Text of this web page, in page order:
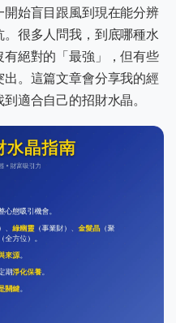
始盲目跟風到現在能分辨
很多人問我，到底哪種水
絕對的「最強」，但有些
。這篇文章會分享我的經
適合自己的招財水晶。